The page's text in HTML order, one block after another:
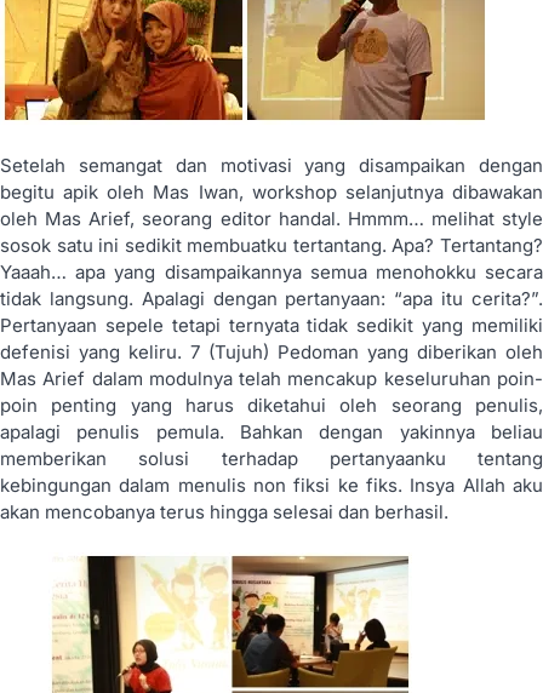
Setelah semangat dan motivasi yang disampaikan dengan
begitu apik oleh Mas Iwan, workshop selanjutnya dibawakan
oleh Mas Arief, seorang editor handal. Hmmm… melihat style
sosok satu ini sedikit membuatku tertantang. Apa? Tertantang?
Yaaah… apa yang disampaikannya semua menohokku secara
tidak langsung. Apalagi dengan pertanyaan: “apa itu cerita?”.
Pertanyaan sepele tetapi ternyata tidak sedikit yang memiliki
defenisi yang keliru. 7 (Tujuh) Pedoman yang diberikan oleh
Mas Arief dalam modulnya telah mencakup keseluruhan poin-
poin penting yang harus diketahui oleh seorang penulis,
apalagi penulis pemula. Bahkan dengan yakinnya beliau
memberikan solusi terhadap pertanyaanku tentang
kebingungan dalam menulis non fiksi ke fiks. Insya Allah aku
akan mencobanya terus hingga selesai dan berhasil.